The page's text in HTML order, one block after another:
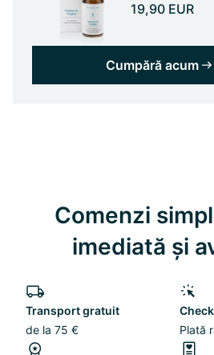
19,90 EUR
Cumpără acum
Comenzi
imediată și
Transport gratuit
de la 75 €
Plată